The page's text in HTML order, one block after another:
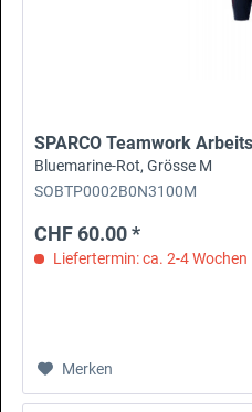
SPARCO Teamwork
Bluemarine-Rot, Grösse M
SOBTP0002B0N3100M
CHF 60.00 *
Liefertermin: ca. 2-4 Wochen
Merken